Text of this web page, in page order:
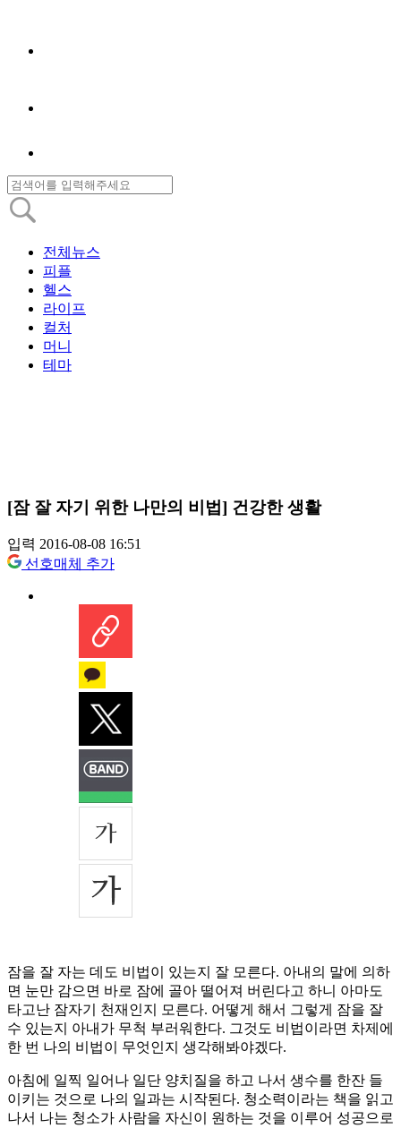
전체뉴스
피플
헬스
라이프
컬처
머니
테마
[잠 잘 자기 위한 나만의 비법] 건강한 생활
입력 2016-08-08 16:51
선호매체 추가
잠을 잘 자는 데도 비법이 있는지 잘 모른다. 아내의 말에 의하
면 눈만 감으면 바로 잠에 골아 떨어져 버린다고 하니 아마도
타고난 잠자기 천재인지 모른다. 어떻게 해서 그렇게 잠을 잘
수 있는지 아내가 무척 부러워한다. 그것도 비법이라면 차제에
한 번 나의 비법이 무엇인지 생각해봐야겠다.
아침에 일찍 일어나 일단 양치질을 하고 나서 생수를 한잔 들
이키는 것으로 나의 일과는 시작된다. 청소력이라는 책을 읽고
나서 나는 청소가 사람을 자신이 원하는 것을 이루어 성공으로